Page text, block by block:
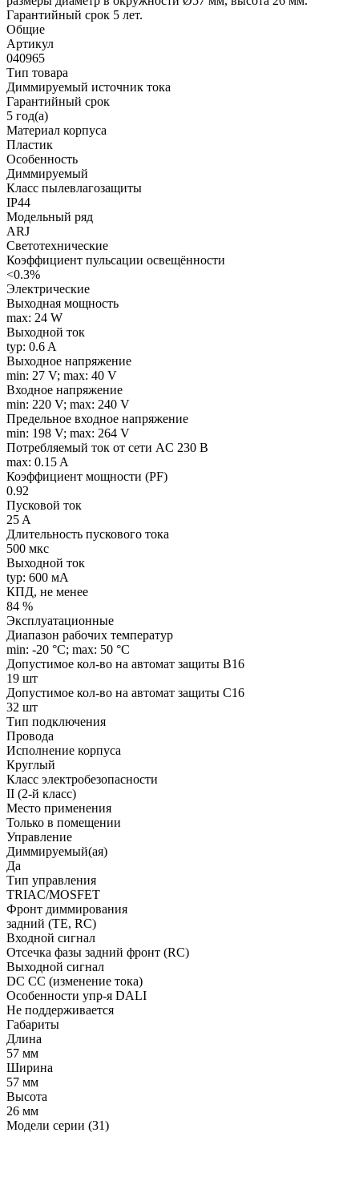
Гарантийный срок 5 лет.
Общие
Артикул
040965
Тип товара
Диммируемый источник тока
Гарантийный срок
5 год(а)
Материал корпуса
Пластик
Особенность
Диммируемый
Класс пылевлагозащиты
IP44
Модельный ряд
ARJ
Светотехнические
Коэффициент пульсации освещённости
<0.3%
Электрические
Выходная мощность
max: 24 W
Выходной ток
typ: 0.6 A
Выходное напряжение
min: 27 V; max: 40 V
Входное напряжение
min: 220 V; max: 240 V
Предельное входное напряжение
min: 198 V; max: 264 V
Потребляемый ток от сети AC 230 В
max: 0.15 A
Коэффициент мощности (PF)
0.92
Пусковой ток
25 A
Длительность пускового тока
500 мкс
Выходной ток
typ: 600 мA
КПД, не менее
84 %
Эксплуатационные
Диапазон рабочих температур
min: -20 °C; max: 50 °C
Допустимое кол-во на автомат защиты B16
19 шт
Допустимое кол-во на автомат защиты C16
32 шт
Тип подключения
Провода
Исполнение корпуса
Круглый
Класс электробезопасности
II (2-й класс)
Место применения
Только в помещении
Управление
Диммируемый(ая)
Да
Тип управления
TRIAC/MOSFET
Фронт диммирования
задний (TE, RC)
Входной сигнал
Отсечка фазы задний фронт (RC)
Выходной сигнал
DC CC (изменение тока)
Особенности упр-я DALI
Не поддерживается
Габариты
Длина
57 мм
Ширина
57 мм
Высота
26 мм
Модели серии (31)